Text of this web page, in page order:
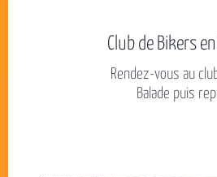
Club de Bikers en
Rendez-vous au
Balade puis